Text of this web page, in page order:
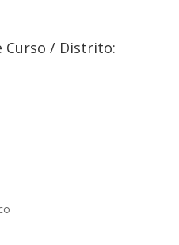
Curso / Distrito: